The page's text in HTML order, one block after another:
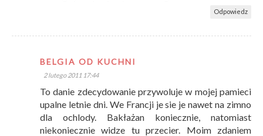
Odpowiedz
BELGIA OD KUCHNI
2 lutego 2011 17:44
To danie zdecydowanie przywoluje w mojej pamieci
upalne letnie dni. We Francji je sie je nawet na zimno
dla ochlody. Bakłażan koniecznie, natomiast
niekoniecznie widze tu przecier. Moim zdaniem